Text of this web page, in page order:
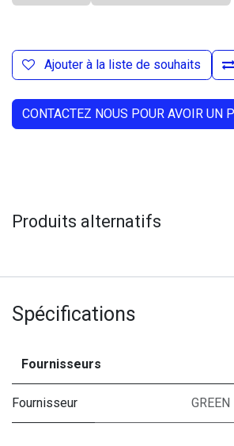
Ajouter à la liste de souhaits
CONTACTEZ NOUS POUR AVOIR UN
Produits alternatifs
Spécifications
Fournisseurs
Fournisseur